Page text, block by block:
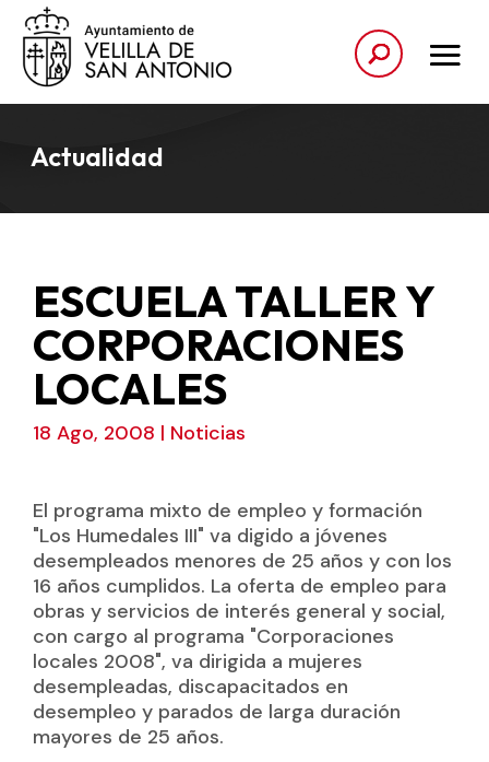
Actualidad
ESCUELA TALLER Y
CORPORACIONES
LOCALES
18 Ago, 2008 | Noticias
El programa mixto de empleo y formación
"Los Humedales III" va digido a jóvenes
desempleados menores de 25 años y con los
16 años cumplidos. La oferta de empleo para
obras y servicios de interés general y social,
con cargo al programa "Corporaciones
locales 2008", va dirigida a mujeres
desempleadas, discapacitados en
desempleo y parados de larga duración
mayores de 25 años.